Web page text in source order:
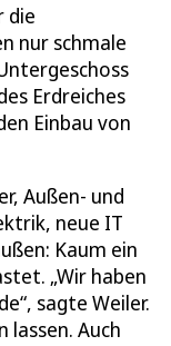
die
nur schmale
Erdreiches
Einbau von
Außen- und
neue IT
Kaum ein
„Wir haben
sagte Weiler.
lassen. Auch